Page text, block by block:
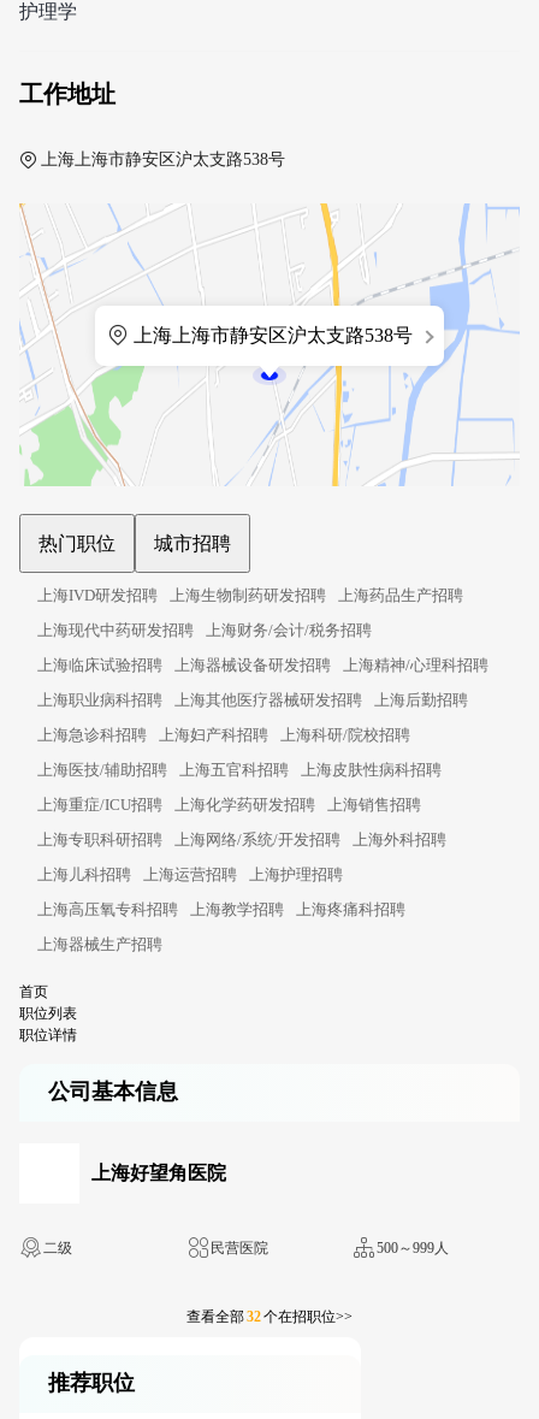
护理学
工作地址
上海上海市静安区沪太支路538号
上海上海市静安区沪太支路538号
热门职位 城市招聘
上海IVD研发招聘 上海生物制药研发招聘
上海药品生产招聘
上海现代中药研发招聘
上海财务/会计/税务招聘
上海临床试验招聘
上海器械设备研发招聘
上海精神/心理科招聘
上海职业病科招聘
上海其他医疗器械研发招聘
上海后勤招聘
上海急诊科招聘
上海妇产科招聘
上海科研/院校招聘
上海医技/辅助招聘
上海五官科招聘
上海皮肤性病科招聘
上海重症/ICU招聘
上海化学药研发招聘
上海销售招聘
上海专职科研招聘
上海网络/系统/开发招聘
上海外科招聘
上海儿科招聘
上海运营招聘
上海护理招聘
上海高压氧专科招聘
上海教学招聘
上海疼痛科招聘
上海器械生产招聘
首页
职位列表
职位详情
公司基本信息
上海好望角医院
二级 民营医院 500～999人
查看全部32个在招职位>>
推荐职位